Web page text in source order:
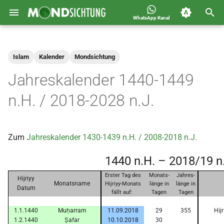
WhatsApp Kanal
h
e
i
i
Deutschland 1400-1449 n.H.
2024
2021
2020
2019
Carousel
Sichtungen
Spot
Video
Islam Kalender Mondsichtung
Jahreskalender 1440-1449
n.H. / 2018-2028 n.J.
Zum Jahreskalender 1430-1439 n.H. / 2008-2018 n.J.
1440 n.H. – 2018/19
Hijriyy
Datum
Monatsname
Erster Tag des
Hijriyy-Monats
fällt auf:
Monats-
länge in
Tagen
Jahres-
länge in
Tagen
1.1.1440 Muḥarram 11.09.2018 29 355
1.2.1440
Ṣafar 10.10.2018
30